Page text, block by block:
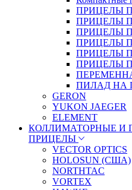
ПРИЦЕЛЫ
ПРИЦЕЛЫ
ПРИЦЕЛЫ
ПРИЦЕЛЫ
ПРИЦЕЛЫ
ПРИЦЕЛЫ
ПИЛАД НА
GERON
YUKON JAEGER
ELEMENT
КОЛЛИМАТОРНЫЕ И
ПРИЦЕЛЫ
VECTOR OPTICS
HOLOSUN (США)
NORTHTAC
VORTEX